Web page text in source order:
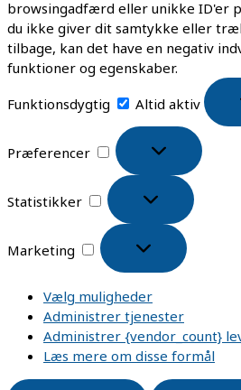
browsingadfærd eller unikke ID'er
du ikke giver dit samtykke eller
tilbage, kan det have en negativ
funktioner og egenskaber.
Funktionsdygtig
Altid aktiv
Præferencer
Statistikker
Marketing
Vælg muligheder
Administrer tjenester
Administrer {vendor_count}
Læs mere om disse formål